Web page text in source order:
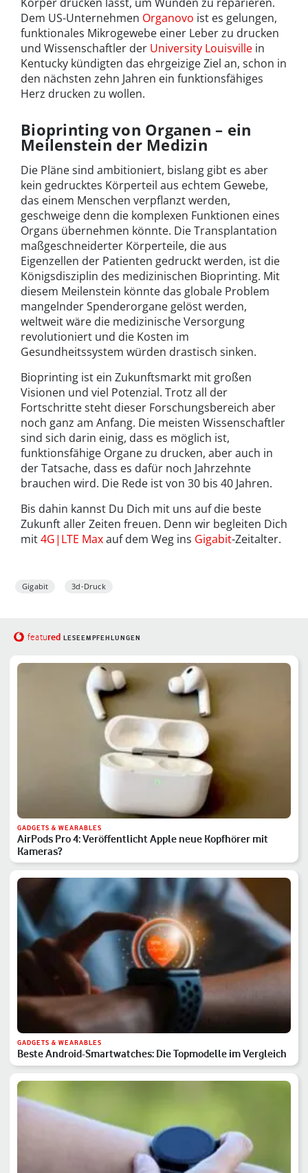
Dem US-Unternehmen Organovo ist es gelungen,
funktionales Mikrogewebe einer Leber zu drucken
und Wissenschaftler der University Louisville in
Kentucky kündigten das ehrgeizige Ziel an, schon in
den nächsten zehn Jahren ein funktionsfähiges
Herz drucken zu wollen.
Bioprinting von Organen – ein
Meilenstein der Medizin
Die Pläne sind ambitioniert, bislang gibt es aber
kein gedrucktes Körperteil aus echtem Gewebe,
das einem Menschen verpflanzt werden,
geschweige denn die komplexen Funktionen eines
Organs übernehmen könnte. Die Transplantation
maßgeschneiderter Körperteile, die aus
Eigenzellen der Patienten gedruckt werden, ist die
Königsdisziplin des medizinischen Bioprinting. Mit
diesem Meilenstein könnte das globale Problem
mangelnder Spenderorgane gelöst werden,
weltweit wäre die medizinische Versorgung
revolutioniert und die Kosten im
Gesundheitssystem würden drastisch sinken.
Bioprinting ist ein Zukunftsmarkt mit großen
Visionen und viel Potenzial. Trotz all der
Fortschritte steht dieser Forschungsbereich aber
noch ganz am Anfang. Die meisten Wissenschaftler
sind sich darin einig, dass es möglich ist,
funktionsfähige Organe zu drucken, aber auch in
der Tatsache, dass es dafür noch Jahrzehnte
brauchen wird. Die Rede ist von 30 bis 40 Jahren.
Bis dahin kannst Du Dich mit uns auf die beste
Zukunft aller Zeiten freuen. Denn wir begleiten Dich
mit4G|LTE Maxauf dem Weg ins Gigabit-Zeitalter.
Gigabit 3d-Druck
featured LESEEMPFEHLUNGEN
GADGETS & WEARABLES
AirPods Pro 4: Veröffentlicht Apple neue Kopfhörer mit
Kameras?
GADGETS & WEARABLES
Beste Android-Smartwatches: Die Topmodelle im Vergleich